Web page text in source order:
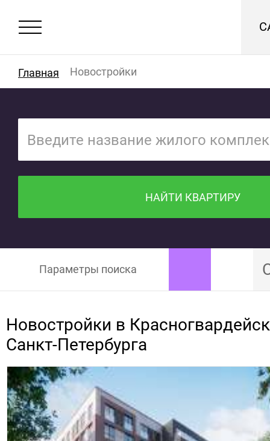
Главная Новостройки
НАЙТИ КВАРТИРУ
Параметры поиска
Новостройки в
Санкт-Петербурга